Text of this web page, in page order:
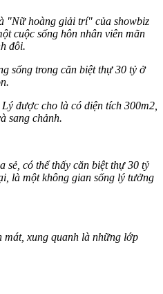
"Nữ hoàng giải trí" của showbiz
cuộc sống hôn nhân viên mãn
đôi.
sống trong căn biệt thự 30 tỷ ở
được cho là có diện tích 300m2,
sang chảnh.
sẻ, có thể thấy căn biệt thự 30 tỷ
là một không gian sống lý tưởng
mát, xung quanh là những lớp